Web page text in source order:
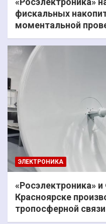
фискальных
моментальной
ЭЛЕКТРОНИКА
«Росэлектроника»
Красноярске
тропосферной связи